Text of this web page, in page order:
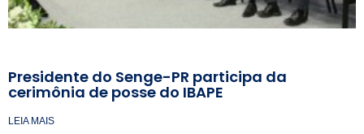
Presidente do Senge-PR participa da
cerimônia de posse do IBAPE
LEIA MAIS